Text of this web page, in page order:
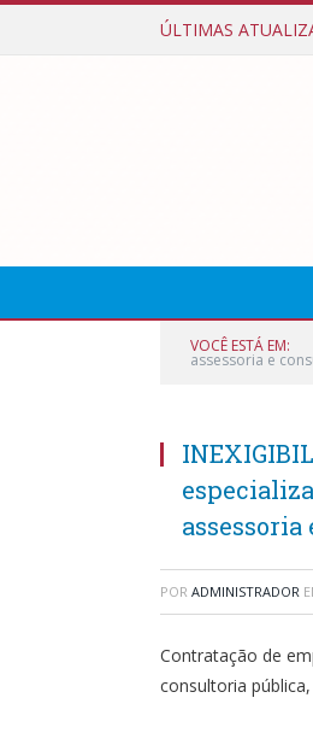
ÚLTIMAS
VOCÊ ESTÁ EM:
assessoria e
POR ADMINISTRADOR
Contratação de
consultoria